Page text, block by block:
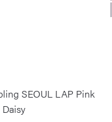
SEOUL LAP Pink
Daisy